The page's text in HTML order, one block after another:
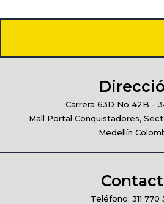
Carrera 63D No 42B -
Mall Portal Conquistadores,
Medellín
Teléfono: 311 770